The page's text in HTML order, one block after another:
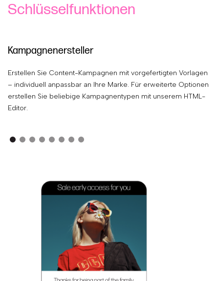
Schlüsselfunktionen
Kampagnenersteller
Erstellen Sie Content-Kampagnen mit vorgefertigten Vorlagen
– individuell anpassbar an Ihre Marke. Für erweiterte Optionen
erstellen Sie beliebige Kampagnentypen mit unserem HTML-
Editor.